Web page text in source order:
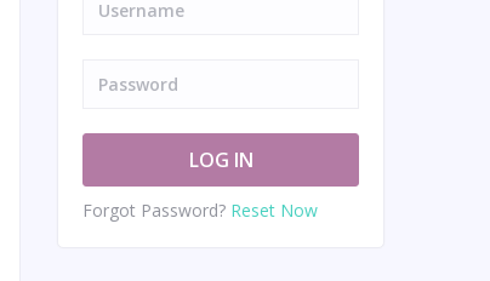
Forgot Password? Reset Now